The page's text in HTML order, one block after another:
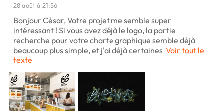
28 août à 21:56
Bonjour César, Votre projet me semble super
intéressant ! Si vous avez déjà le logo, la partie
recherche pour votre charte graphique semble déjà
beaucoup plus simple, et j'ai déjà certaines Voir tout le
texte